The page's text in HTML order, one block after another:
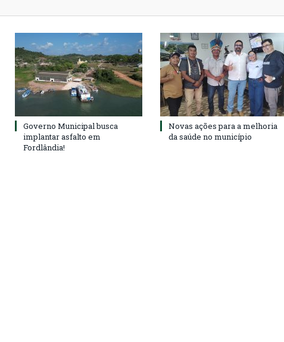
Governo Municipal busca
implantar asfalto em
Fordlândia!
Novas ações para a melhoria
da saúde no município